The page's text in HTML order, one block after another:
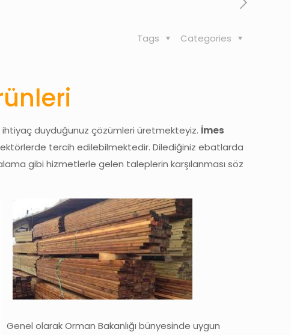
Categories
Tags
duyduğunuz çözümleri üretmekteyiz. İmes
tercih edilebilmektedir. Dilediğiniz ebatlarda
gibi hizmetlerle gelen taleplerin karşılanması söz
Genel olarak Orman Bakanlığı bünyesinde uygun